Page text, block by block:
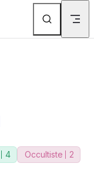
4 Occultiste 2